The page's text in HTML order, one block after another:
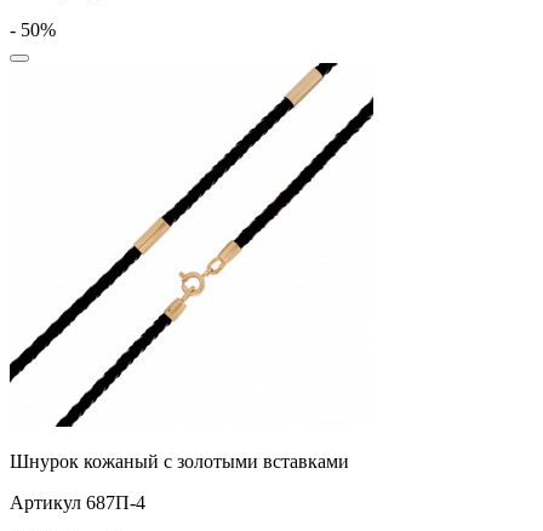
- 50%
Шнурок кожаный с золотыми вставками
Артикул 687П-4